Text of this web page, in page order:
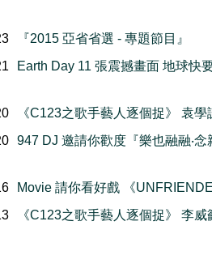
『2015 亞省省選 - 專題節目』
Earth Day 11 張震撼畫面 地球快
《C123之歌手藝人逐個捉》 袁學
947 DJ 邀請你歡度『樂也融融‧念
Movie 請你看好戲 《
《C123之歌手藝人逐個捉》 李威